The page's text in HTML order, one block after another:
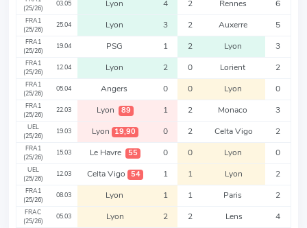
(25/26)
03.05 Lyon 4 2 Rennes 6
FRA1
(25/26)
25.04 Lyon 3 2 Auxerre 5
FRA1
(25/26)
19.04 PSG 1 2 Lyon 3
FRA1
(25/26)
12.04 Lyon 2 0 Lorient 2
FRA1
(25/26)
05.04 Angers 0 0 Lyon 0
FRA1
(25/26)
22.03 Lyon 89 1 2 Monaco 3
UEL
(25/26)
19.03 Lyon 19,90 0 2 Celta Vigo 2
FRA1
(25/26)
15.03 Le Havre 55 0 0 Lyon 0
UEL
(25/26)
12.03 Celta Vigo 54 1 1 Lyon 2
FRA1
(25/26)
08.03 Lyon 1 1 Paris 2
FRAC
(25/26)
05.03 Lyon 2 2 Lens 4